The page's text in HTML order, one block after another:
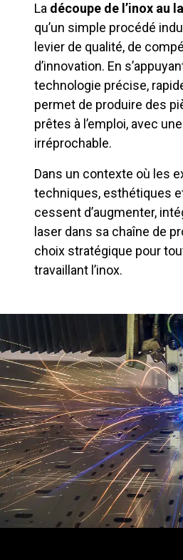
La découpe de l’inox au
qu’un simple procédé
levier de qualité, de
d’innovation. En
technologie précise,
permet de produire des
prêtes à l’emploi, avec
irréprochable.
Dans un contexte où les
techniques, esthétiques
cessent d’augmenter,
laser dans sa chaîne de
choix stratégique pour
travaillant l’inox.